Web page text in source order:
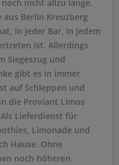
nicht allzu lange.
aus Berlin Kreuzberg
in jeder Bar, in jedem
ist. Allerdings
Siegeszug und
gibt es in immer
auf Schleppen und
die Proviant Limos
Lieferdienst für
Limonade und
Hause. Ohne
noch höheren